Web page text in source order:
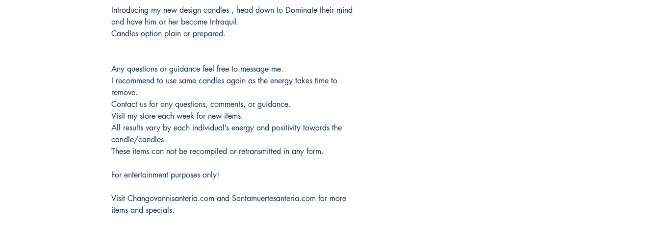
Introducing my new design candles , head down to Dominate their mind
and have him or her become Intraquil.
Candles option plain or prepared.
Any questions or guidance feel free to message me.
I recommend to use same candles again as the energy takes time to
remove.
Contact us for any questions, comments, or guidance.
Visit my store each week for new items.
All results vary by each individual’s energy and positivity towards the
candle/candles.
These items can not be recompiled or retransmitted in any form.
For entertainment purposes only!
Visit Changovannisanteria.com and Santamuertesanteria.com for more
items and specials.